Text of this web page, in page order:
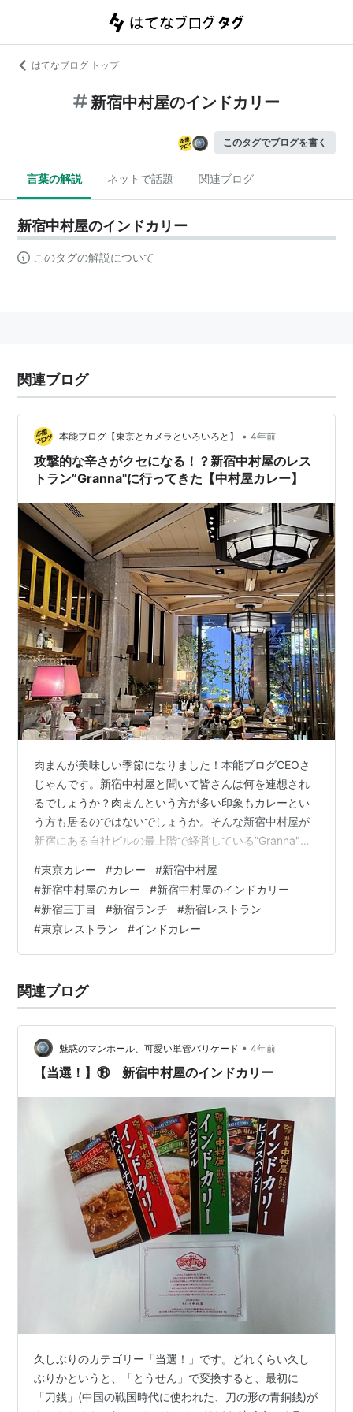
はてなブログ トップ
新宿中村屋のインドカリー
このタグでブログを書く
言葉の解説 ネットで話題 関連ブログ
新宿中村屋のインドカリー
このタグの解説について
関連ブログ
本能ブログ【東京とカメラといろいろと】 • 4年前
攻撃的な辛さがクセになる！？新宿中村屋のレス
トラン”Granna"に行ってきた【中村屋カレー】
肉まんが美味しい季節になりました！本能ブログCEOさ
じゃんです。新宿中村屋と聞いて皆さんは何を連想され
るでしょうか？肉まんという方が多い印象もカレーとい
う方も居るのではないでしょうか。そんな新宿中村屋が
新宿にある自社ビルの最上階で経営している”Granna"と
ングと銘打たれたこのレストランはご覧のような圧倒的
な開放感を誇る店内と落ち着いた雰囲気で古き良き”レト
ロモダンな洋食”を楽しめるとして幅広い層に人気です。
新宿三丁目の中村屋ビルの8階にこんなにきれいなレスト
ランがあるなんて知りませんでした！と言うことで早速
#東京カレー #カレー #新宿中村屋
#新宿中村屋のカレー #新宿中村屋のインドカリー
#新宿三丁目 #新宿ランチ #新宿レストラン
#東京レストラン #インドカレー
関連ブログ
魅惑のマンホール、可愛い単管バリケード • 4年前
【当選！】⑱ 新宿中村屋のインドカリー
久しぶりのカテゴリー「当選！」です。どれくらい久し
ぶりかというと、「とうせん」で変換すると、最初に
「刀銭」(中国の戦国時代に使われた、刀の形の青銅銭)が